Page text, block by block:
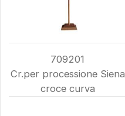
709201
Cr.per processione Siena
croce curva